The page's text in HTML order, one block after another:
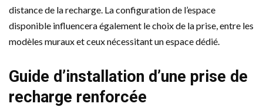
distance de la recharge. La configuration de l’espace
disponible influencera également le choix de la prise, entre les
modèles muraux et ceux nécessitant un espace dédié.
Guide d’installation d’une prise de
recharge renforcée